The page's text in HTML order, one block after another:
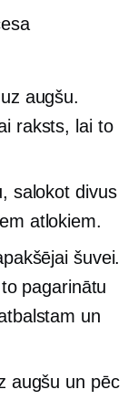
augšu.
raksts, lai to
salokot divus
atlokiem.
šuvei.
pagarinātu
un
augšu un pēc